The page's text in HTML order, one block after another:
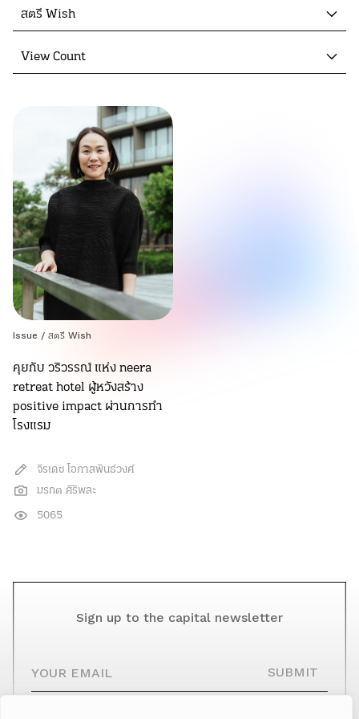
สตรี Wish
View Count
Issue / สตรี Wish
คุยกับ วริวรรณ์ แห่ง neera
retreat hotel ผู้หวังสร้าง
positive impact ผ่านการทำ
โรงแรม
จิรเดช โอภาสพันธ์วงศ์
มรกต ศิริพละ
5065
Sign up to the capital newsletter
SUBMIT